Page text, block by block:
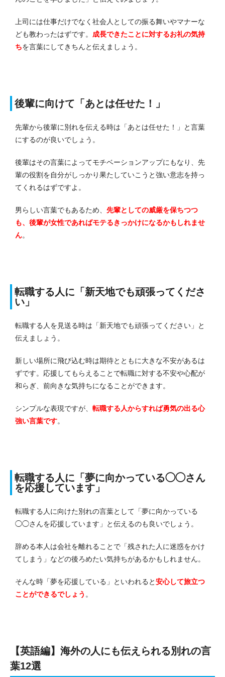
上司には仕事だけでなく社会人としての振る舞いやマナーな
ども教わったはずです。 成長できたことに対するお礼の気持
ちを言葉にしてきちんと伝えましょう。
後輩に向けて「あとは任せた！」
先輩から後輩に別れを伝える時は「あとは任せた！」と言葉
にするのが良いでしょう。
後輩はその言葉によってモチベーションアップにもなり、先
輩の役割を自分がしっかり果たしていこうと強い意志を持っ
てくれるはずですよ。
男らしい言葉でもあるため、 先輩としての威厳を保ちつつ
も、後輩が女性であればモテるきっかけになるかもしれませ
ん。
転職する人に「新天地でも頑張ってくださ
い」
転職する人を見送る時は「新天地でも頑張ってください」と
伝えましょう。
新しい場所に飛び込む時は期待とともに大きな不安があるは
ずです。 応援してもらえることで転職に対する不安や心配が
和らぎ、前向きな気持ちになることができます。
シンプルな表現ですが、 転職する人からすれば勇気の出る心
強い言葉です。
転職する人に「夢に向かっている◯◯さん
を応援しています」
転職する人に向けた別れの言葉として「夢に向かっている
◯◯さんを応援しています」と伝えるのも良いでしょう。
辞める本人は会社を離れることで「残された人に迷惑をかけ
てしまう」などの後ろめたい気持ちがあるかもしれません。
そんな時「夢を応援している」といわれると安心して旅立つ
ことができるでしょう 。
【英語編】海外の人にも伝えられる別れの言
葉12選